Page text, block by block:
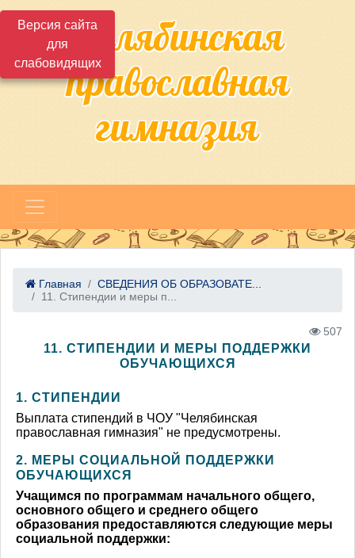
Версия сайта
для
слабовидящихЧелябинская
православная
гимназия
Главная
СВЕДЕНИЯ ОБ ОБРАЗОВАТЕ...
11. Стипендии и меры п...
507
11. СТИПЕНДИИ И МЕРЫ ПОДДЕРЖКИ
ОБУЧАЮЩИХСЯ
1. СТИПЕНДИИ
Выплата стипендий в ЧОУ "Челябинская
православная гимназия" не предусмотрены.
2. МЕРЫ СОЦИАЛЬНОЙ ПОДДЕРЖКИ
ОБУЧАЮЩИХСЯ
Учащимся по программам начального общего,
основного общего и среднего общего
образования предоставляются следующие меры
социальной поддержки: